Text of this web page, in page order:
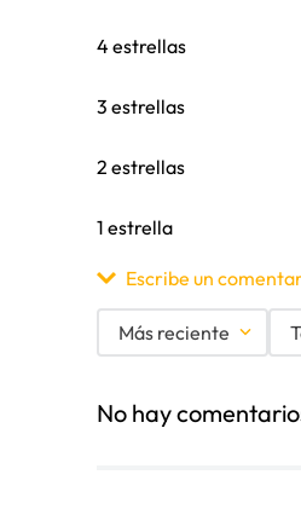
4 estrellas
3 estrellas
2 estrellas
1 estrella
Escribe un
Título
Más reciente
No hay